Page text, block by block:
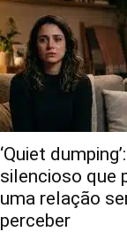
‘Quiet
silencioso que
uma relação
perceber